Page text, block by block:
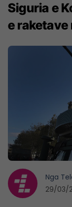
Siguria e
e raketave
Nga
29/03/